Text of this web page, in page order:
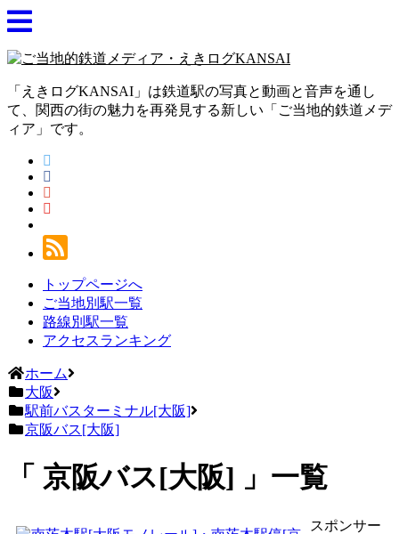
「えきログKANSAI」は鉄道駅の写真と動画と音声を通し
て、関西の街の魅力を再発見する新しい「ご当地的鉄道メデ
ィア」です。
トップページへ
ご当地別駅一覧
路線別駅一覧
アクセスランキング
ホーム
大阪
駅前バスターミナル[大阪]
京阪バス[大阪]
京阪バス[大阪] 一覧
スポンサー